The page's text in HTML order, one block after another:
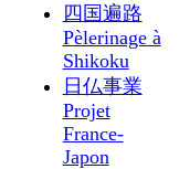
四国遍路
Pèlerinage à
Shikoku
日仏事業
Projet
France-
Japon